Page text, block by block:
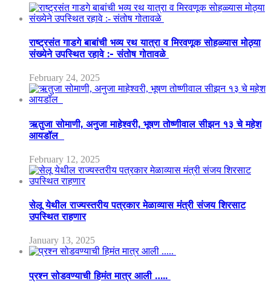
राष्ट्रसंत गाडगे बाबांची भव्य रथ यात्रा व मिरवणूक सोहळ्यास मोठ्या
संख्येने उपस्थित रहावे :- संतोष गोतावळे
February 24, 2025
ऋतुजा सोमाणी, अनुजा माहेश्वरी, भूषण तोष्णीवाल सीझन १३ चे महेश
आयडॉल
February 12, 2025
सेलू येथील राज्यस्तरीय पत्रकार मेळाव्यास मंत्री संजय शिरसाट
उपस्थित राहणार
January 13, 2025
प्रश्न सोडवण्याची हिमंत मात्र आली …..